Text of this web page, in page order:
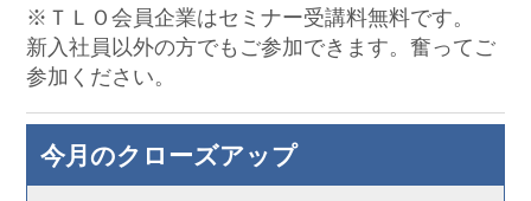
※ＴＬＯ会員企業はセミナー受講料無料です。
新入社員以外の方でもご参加できます。奮ってご
参加ください。
今月のクローズアップ